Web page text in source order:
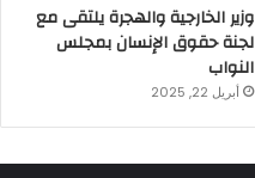
وزير الخارجية والهجرة يلتقى مع
لجنة حقوق الإنسان بمجلس
النواب
أبريل 22, 2025